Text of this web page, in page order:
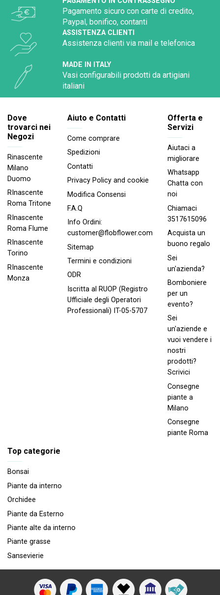
Pagamento sicuro con carte di credito,
Paypal, bonifico, contanti
ASSISTENZA CLIENTI
Assistenza clienti via mail e telefonica
MADE IN ITALY
Vasi configurabili prodotti da artigiani
italiani
Dove
trovarci nei
Negozi
Rinascente
Milano
Duomo
RInascente
Roma Tritone
RInascente
Roma FIume
RInascente
Torino
RInascente
Monza
Aiuto e Contatti
Come comprare
Spedizioni
Contatti
Privacy Policy and cookie
Modifica Consensi
F.A.Q
Info Ordini:
customer@flobflower.com
Sitemap
Termini e condizioni
ODR
Iscritta al RUOP (Registro
Ufficiale degli Operatori
Professionali) IT-05-5707
Offerta e
Servizi
Aiutaci a
migliorare
Whatsapp
Chatta con
noi
Chiamaci
3517615096
Acquista un
buono regalo
Sei
un'azienda?
Bomboniere
per un
evento?
Sei
un'aziende e
vuoi vendere i
nostri
prodotti?
Scrivici
Consegne
piante a
Milano
Consegne
piante Roma
Top categorie
Bonsai
Piante da interno
Orchidee
Piante da Esterno
Piante alte da interno
Piante grasse
Sansevierie